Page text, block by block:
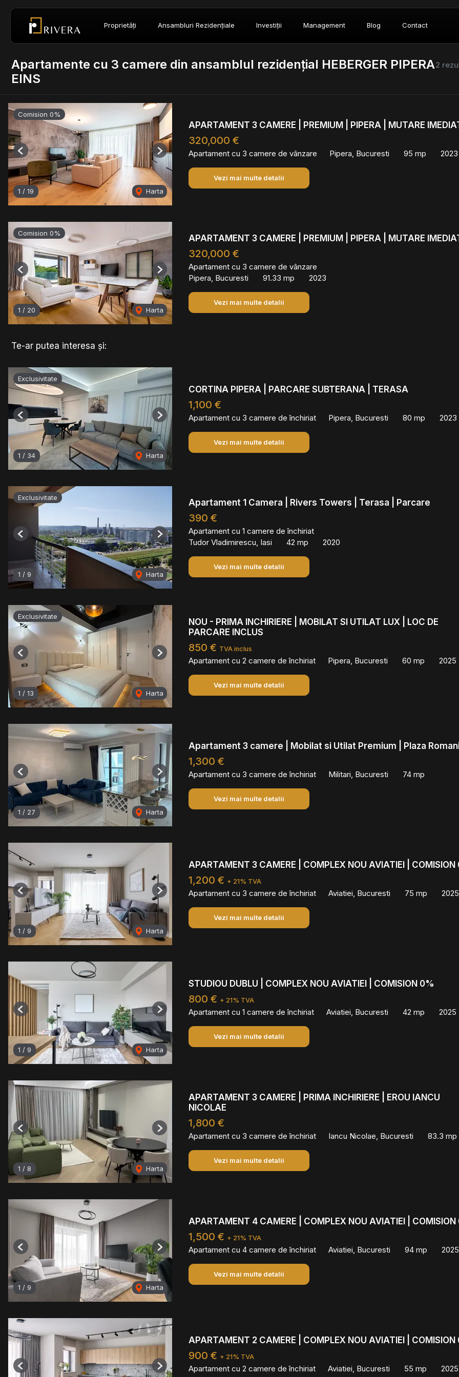
Proprietăți Ansambluri Rezidențiale Investiții Management Blog Contact
2
Apartamente cu 3 camere din ansamblul rezidențial HEBERGER PIPERA
EINS
Comision 0%
1 / 19 Harta
Previous Next
APARTAMENT 3 CAMERE | PREMIUM | PIPERA | MUTARE
320,000 €
Apartament cu 3 camere de vânzare Pipera, Bucuresti 95 mp 2023
Vezi mai multe detalii
Comision 0%
1 / 20 Harta
Previous Next
APARTAMENT 3 CAMERE | PREMIUM | PIPERA | MUTARE
320,000 €
Apartament cu 3 camere de vânzare
Pipera, Bucuresti
91.33 mp 2023
Vezi mai multe detalii
Te-ar putea interesa și:
Exclusivitate
1 / 34 Harta
Previous Next
CORTINA PIPERA | PARCARE SUBTERANA | TERASA
1,100 €
Apartament cu 3 camere de închiriat Pipera, Bucuresti 80 mp 2023
Vezi mai multe detalii
Exclusivitate
1 / 9 Harta
Previous Next
Apartament 1 Camera | Rivers Towers | Terasa | Parcare
390 €
Apartament cu 1 camere de închiriat
Tudor Vladimirescu, Iasi
42 mp 2020
Vezi mai multe detalii
Exclusivitate
1 / 13 Harta
Previous Next
NOU - PRIMA INCHIRIERE | MOBILAT SI UTILAT LUX | LOC DE
PARCARE INCLUS
850 € TVA inclus
Apartament cu 2 camere de închiriat Pipera, Bucuresti 60 mp 2025
Vezi mai multe detalii
1 / 27 Harta
Previous Next
Apartament 3 camere | Mobilat si Utilat Premium | Plaza
1,300 €
Apartament cu 3 camere de închiriat Militari, Bucuresti 74 mp
Vezi mai multe detalii
1 / 9 Harta
Previous Next
APARTAMENT 3 CAMERE | COMPLEX NOU AVIATIEI | COMISION
1,200 € + 21% TVA
Apartament cu 3 camere de închiriat Aviatiei, Bucuresti 75 mp 2025
Vezi mai multe detalii
1 / 9 Harta
Previous Next
STUDIOU DUBLU | COMPLEX NOU AVIATIEI | COMISION 0%
800 € + 21% TVA
Apartament cu 1 camere de închiriat Aviatiei, Bucuresti 42 mp 2025
Vezi mai multe detalii
1 / 8 Harta
Previous Next
APARTAMENT 3 CAMERE | PRIMA INCHIRIERE | EROU IANCU
NICOLAE
1,800 €
Apartament cu 3 camere de închiriat Iancu Nicolae, Bucuresti 83.3 mp
Vezi mai multe detalii
1 / 9 Harta
Previous Next
APARTAMENT 4 CAMERE | COMPLEX NOU AVIATIEI | COMISION
1,500 € + 21% TVA
Apartament cu 4 camere de închiriat Aviatiei, Bucuresti 94 mp 2025
Vezi mai multe detalii
Previous Next
APARTAMENT 2 CAMERE | COMPLEX NOU AVIATIEI | COMISION
900 € + 21% TVA
Apartament cu 2 camere de închiriat Aviatiei, Bucuresti 55 mp 2025